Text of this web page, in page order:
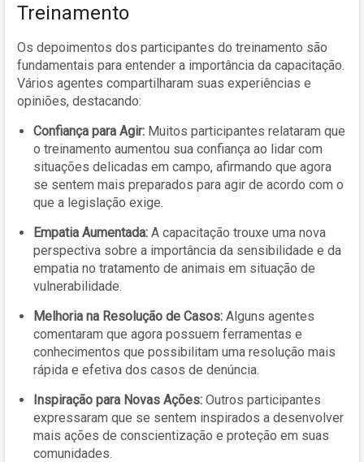
Treinamento
Os depoimentos dos participantes do treinamento são
fundamentais para entender a importância da capacitação.
Vários agentes compartilharam suas experiências e
opiniões, destacando:
Confiança para Agir: Muitos participantes relataram que
o treinamento aumentou sua confiança ao lidar com
situações delicadas em campo, afirmando que agora
se sentem mais preparados para agir de acordo com o
que a legislação exige.
Empatia Aumentada: A capacitação trouxe uma nova
perspectiva sobre a importância da sensibilidade e da
empatia no tratamento de animais em situação de
vulnerabilidade.
Melhoria na Resolução de Casos: Alguns agentes
comentaram que agora possuem ferramentas e
conhecimentos que possibilitam uma resolução mais
rápida e efetiva dos casos de denúncia.
Inspiração para Novas Ações: Outros participantes
expressaram que se sentem inspirados a desenvolver
mais ações de conscientização e proteção em suas
comunidades.